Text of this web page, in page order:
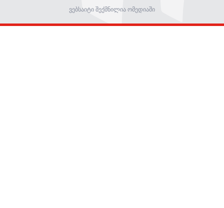
ვებსაიტი შექმნილია ომედიაში